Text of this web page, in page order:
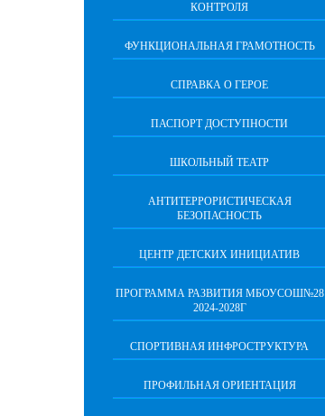
КОНТРОЛЯ
ФУНКЦИОНАЛЬНАЯ ГРАМОТНОСТЬ
СПРАВКА О ГЕРОЕ
ПАСПОРТ ДОСТУПНОСТИ
ШКОЛЬНЫЙ ТЕАТР
АНТИТЕРРОРИСТИЧЕСКАЯ
БЕЗОПАСНОСТЬ
ЦЕНТР ДЕТСКИХ ИНИЦИАТИВ
ПРОГРАММА РАЗВИТИЯ МБОУСОШ№28
2024-2028Г
СПОРТИВНАЯ ИНФРОСТРУКТУРА
ПРОФИЛЬНАЯ ОРИЕНТАЦИЯ